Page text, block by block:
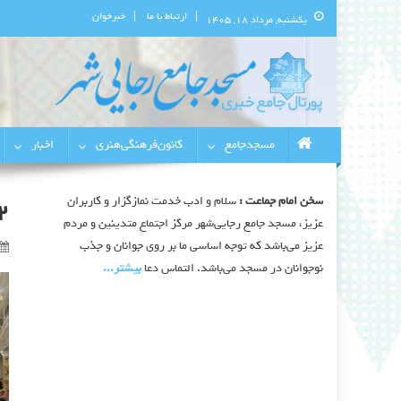
یکشنبه, مرداد ۱۸, ۱۴۰۵ ارتباط با ما خبرخوان
پورتال اطلاع‌رسانی مسجد
استان البرز
مسجدجامع
کانون‌فرهنگی‌هنری اخبار
سخن امام جماعت :سلام و ادب خدمت نمازگزار و کاربران
عزیز، مسجد جامع رجایی‌شهر مرکز اجتماع متدینین و مردم
عزیز می‌باشد که توجه اساسی ما بر روی جوانان و جذب
نوجوانان در مسجد می‌باشد. التماس دعابیشتر‫...‬